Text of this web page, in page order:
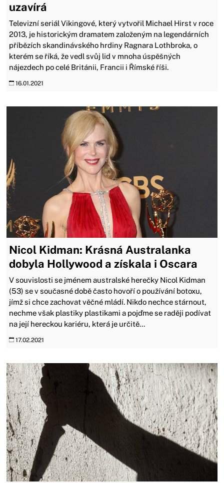
uzavírá
Televizní seriál Vikingové, který vytvořil Michael Hirst v roce
2013, je historickým dramatem založeným na legendárních
příbězích skandinávského hrdiny Ragnara Lothbroka, o
kterém se říká, že vedl svůj lid v mnoha úspěšných
nájezdech po celé Británii, Francii i Římské říši.
16.01.2021
Nicol Kidman: Krásná Australanka
dobyla Hollywood a získala i Oscara
V souvislosti se jménem australské herečky Nicol Kidman
(53) se v současné době často hovoří o používání botoxu,
jímž si chce zachovat věčné mládí. Nikdo nechce stárnout,
nechme však plastiky plastikami a pojďme se raději podívat
na její hereckou kariéru, která je určitě...
17.02.2021